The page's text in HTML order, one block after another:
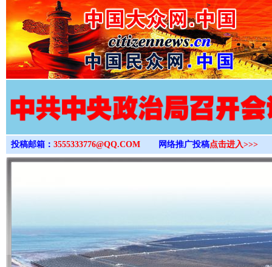
>
投稿邮箱： 3555333776@QQ.COM 网络推广投稿点击进入>>>